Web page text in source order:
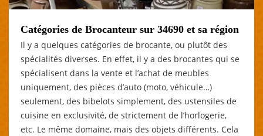
Catégories de Brocanteur sur 34690 et sa région
Il y a quelques catégories de brocante, ou plutôt des
spécialités diverses. En effet, il y a des brocantes qui se
spécialisent dans la vente et l’achat de meubles
uniquement, des pièces d’auto (moto, véhicule…)
seulement, des bibelots simplement, des ustensiles de
cuisine en exclusivité, de strictement de l’horlogerie,
etc. Le même domaine, mais des objets différents. Cela